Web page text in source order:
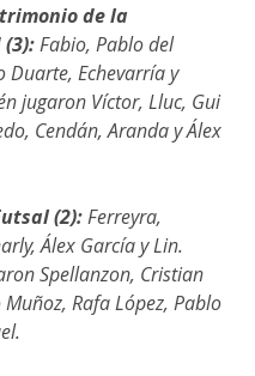
de la
Fabio, Pablo del
Duarte, Echevarría y
jugaron Víctor, Lluc, Gui
Cendán, Aranda y Álex
(2): Ferreyra,
Álex García y Lin.
Spellanzon, Cristian
Rafa López, Pablo